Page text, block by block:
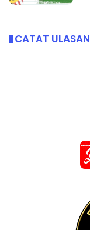
CATAT ULASAN